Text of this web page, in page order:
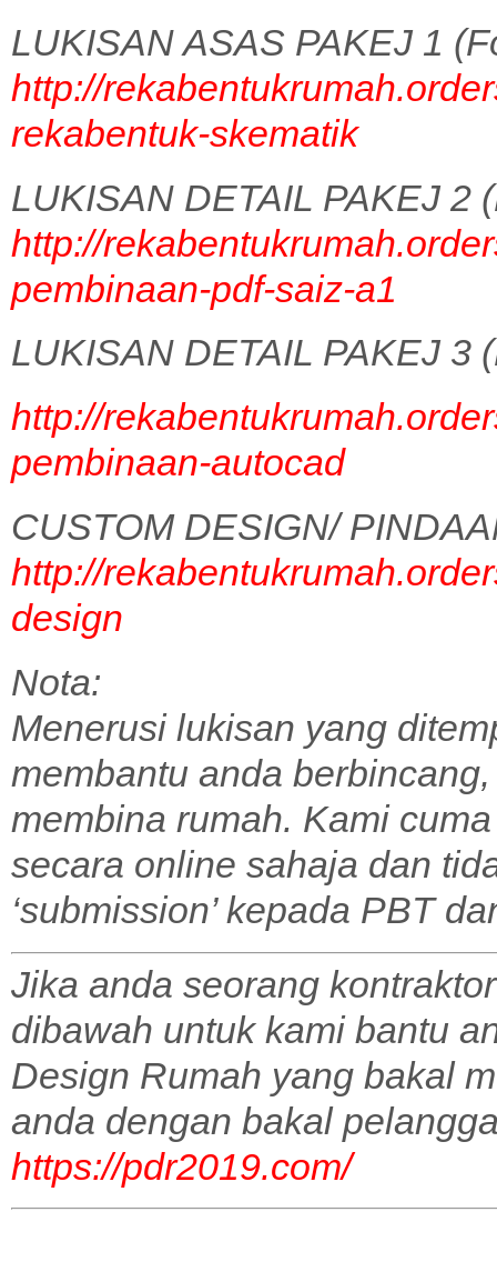
LUKISAN ASAS PAKEJ 1
http://
rekabentuk-skematik
LUKISAN DETAIL PAKEJ 2
http://
pembinaan-pdf-saiz-a1
LUKISAN DETAIL PAKEJ 3
http://
pembinaan-autocad
CUSTOM DESIGN/
http://
design
Nota:
Menerusi lukisan yang
membantu anda
membina rumah. Kami
secara online sahaja dan
‘submission’ kepada PBT
Jika anda seorang
dibawah untuk kami bantu
Design Rumah yang bakal
anda dengan bakal
https://pdr2019.com/